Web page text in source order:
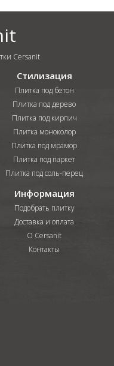
Cersanit
Стилизация
Плитка под бетон
Плитка под дерево
Плитка под кирпич
Плитка моноколор
Плитка под мрамор
Плитка под паркет
Плитка под соль-перец
Информация
Подобрать плитку
Доставка и оплата
О Cersanit
Контакты